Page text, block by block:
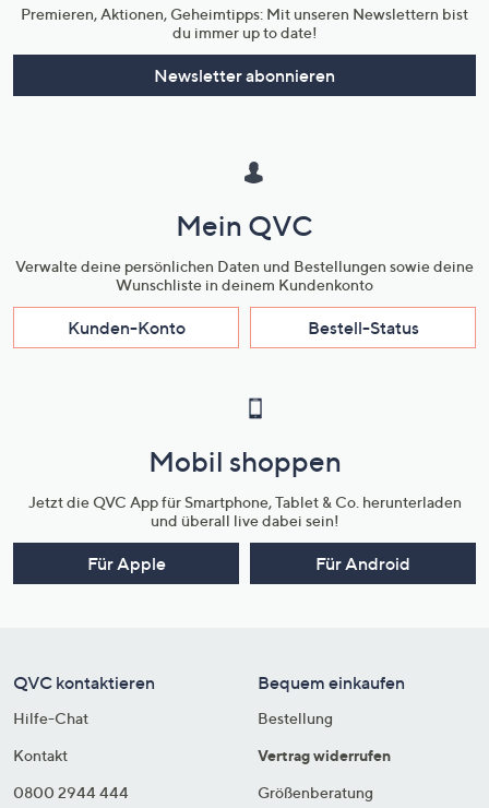
Premieren, Aktionen, Geheimtipps: Mit unseren Newslettern bist
du immer up to date!
Newsletter abonnieren
Mein QVC
Verwalte deine persönlichen Daten und Bestellungen sowie deine
Wunschliste in deinem Kundenkonto
Kunden-Konto Bestell-Status
Mobil shoppen
Jetzt die QVC App für Smartphone, Tablet & Co. herunterladen
und überall live dabei sein!
Für Apple Für Android
QVC kontaktieren
Hilfe-Chat
Kontakt
0800 2944 444
Bequem einkaufen
Bestellung
Vertrag widerrufen
Größenberatung